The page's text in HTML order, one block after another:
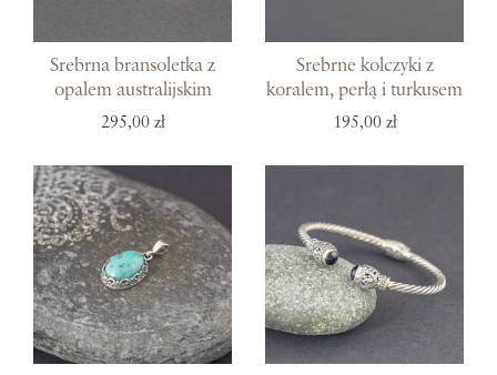
Srebrna bransoletka z
opalem australijskim
295,00 zł
Srebrne kolczyki z
koralem, perłą i turkusem
195,00 zł